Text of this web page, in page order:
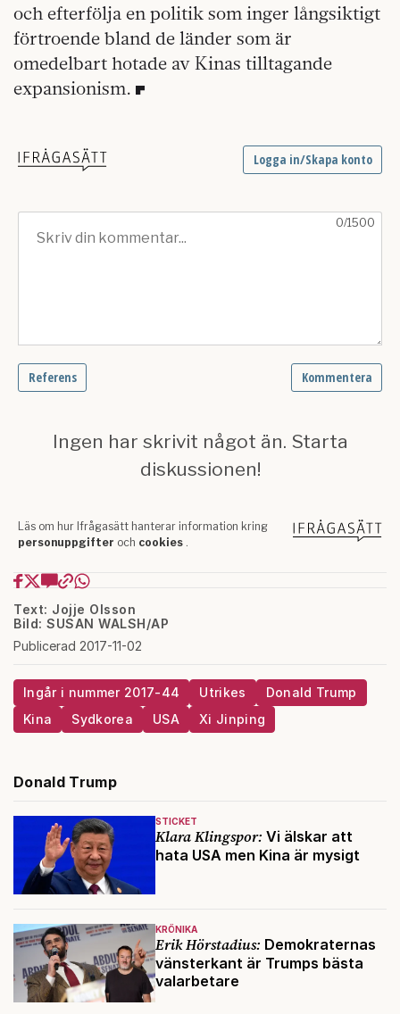
och efterfölja en politik som inger långsiktigt
förtroende bland de länder som är
omedelbart hotade av Kinas tilltagande
expansionism.
Text: Jojje Olsson
Bild: SUSAN WALSH/AP
Publicerad 2017-11-02
Ingår i nummer 2017-44 Utrikes
Donald Trump
Kina
Sydkorea USA Xi Jinping
Donald Trump
STICKET
Klara Klingspor: Vi älskar att
hata USA men Kina är mysigt
KRÖNIKA
Erik Hörstadius: Demokraternas
vänsterkant är Trumps bästa
valarbetare